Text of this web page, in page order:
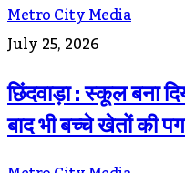
Metro City Media
July 25, 2026
छिंदवाड़ा : स्कूल बना
बाद भी बच्चे खेतों की